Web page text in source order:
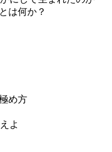
は何か？
め方
よ